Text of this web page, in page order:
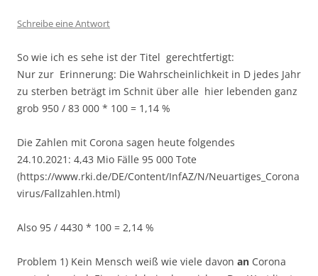
Schreibe eine Antwort
So wie ich es sehe ist der Titel gerechtfertigt:
Nur zur Erinnerung: Die Wahrscheinlichkeit in D jedes Jahr
zu sterben beträgt im Schnit über alle hier lebenden ganz
grob 950 / 83 000 * 100 = 1,14 %
Die Zahlen mit Corona sagen heute folgendes
24.10.2021: 4,43 Mio Fälle 95 000 Tote
(https://www.rki.de/DE/Content/InfAZ/N/Neuartiges_Corona
virus/Fallzahlen.html)
Also 95 / 4430 * 100 = 2,14 %
Problem 1) Kein Mensch weiß wie viele davon an Corona